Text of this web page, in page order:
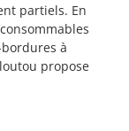
partiels. En
à
propose